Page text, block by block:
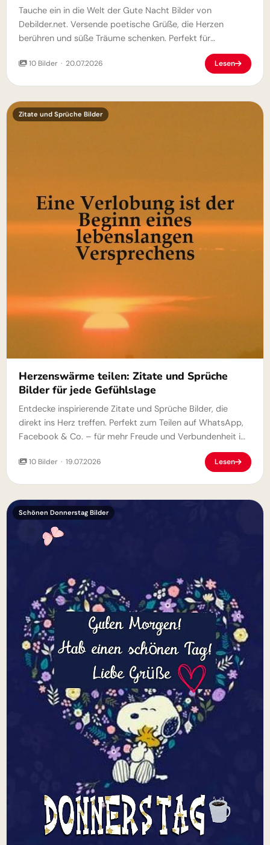
Tauche ein in die Welt der Gute Nacht Bilder von
Debilder.net. Versende poetische Grüße, die Herzen
berühren und süße Träume schenken. Perfekt für
10 Bilder · 20.07.2026 Lesen
Zitate und Sprüche Bilder
Herzenswärme teilen: Zitate und Sprüche
Bilder für jede Gefühlslage
Entdecke inspirierende Zitate und Sprüche Bilder, die
direkt ins Herz treffen. Perfekt zum Teilen auf WhatsApp,
Facebook & Co. – für mehr Freude und Verbundenheit im
10 Bilder · 19.07.2026 Lesen
Schönen Donnerstag Bilder